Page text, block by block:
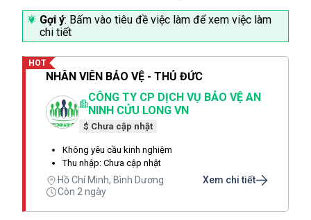
Gợi ý: Bấm vào tiêu đề việc làm để xem việc làm
chi tiết
NHÂN VIÊN BẢO VỆ - THỦ ĐỨC
CÔNG TY CP DỊCH VỤ BẢO VỆ AN
NINH CỬU LONG VN
$ Chưa cập nhật
Không yêu cầu kinh nghiệm
Thu nhập: Chưa cập nhật
Hồ Chí Minh, Bình Dương
Còn 2 ngày
Xem chi tiết
HOT